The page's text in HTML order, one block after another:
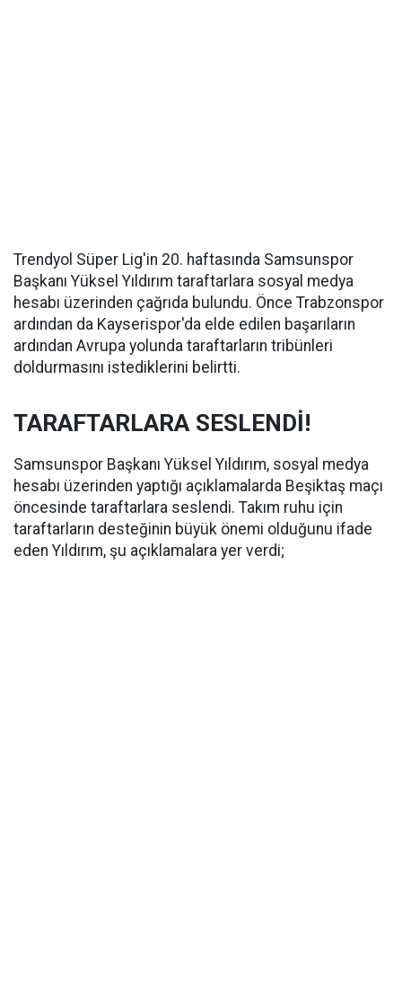
Trendyol Süper Lig'in 20. haftasında Samsunspor
Başkanı Yüksel Yıldırım taraftarlara sosyal medya
hesabı üzerinden çağrıda bulundu. Önce Trabzonspor
ardından da Kayserispor'da elde edilen başarıların
ardından Avrupa yolunda taraftarların tribünleri
doldurmasını istediklerini belirtti.
TARAFTARLARA SESLENDİ!
Samsunspor Başkanı Yüksel Yıldırım, sosyal medya
hesabı üzerinden yaptığı açıklamalarda Beşiktaş maçı
öncesinde taraftarlara seslendi. Takım ruhu için
taraftarların desteğinin büyük önemi olduğunu ifade
eden Yıldırım, şu açıklamalara yer verdi;